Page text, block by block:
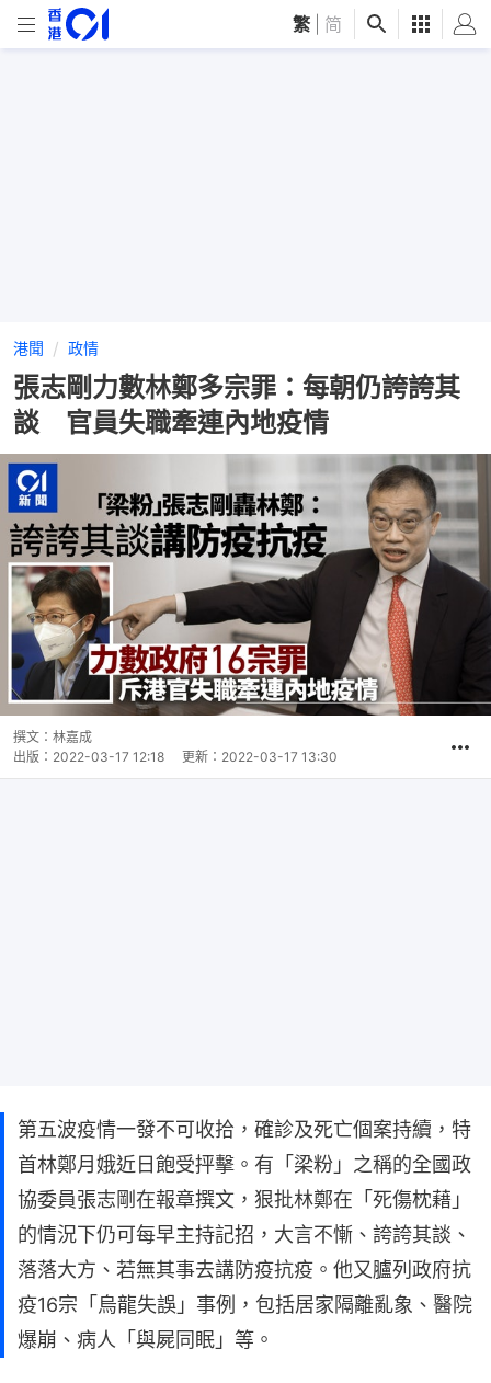
繁 简
港聞 政情
張志剛力數林鄭多宗罪：每朝仍誇誇其
談 官員失職牽連內地疫情
撰文： 林嘉成
出版： 2022-03-17 12:18 更新： 2022-03-17 13:30
第五波疫情一發不可收拾，確診及死亡個案持續，特
首林鄭月娥近日飽受抨擊。有「梁粉」之稱的全國政
協委員張志剛在報章撰文，狠批林鄭在「死傷枕藉」
的情況下仍可每早主持記招，大言不慚、誇誇其談、
落落大方、若無其事去講防疫抗疫。他又臚列政府抗
疫16宗「烏龍失誤」事例，包括居家隔離亂象、醫院
爆崩、病人「與屍同眠」等。